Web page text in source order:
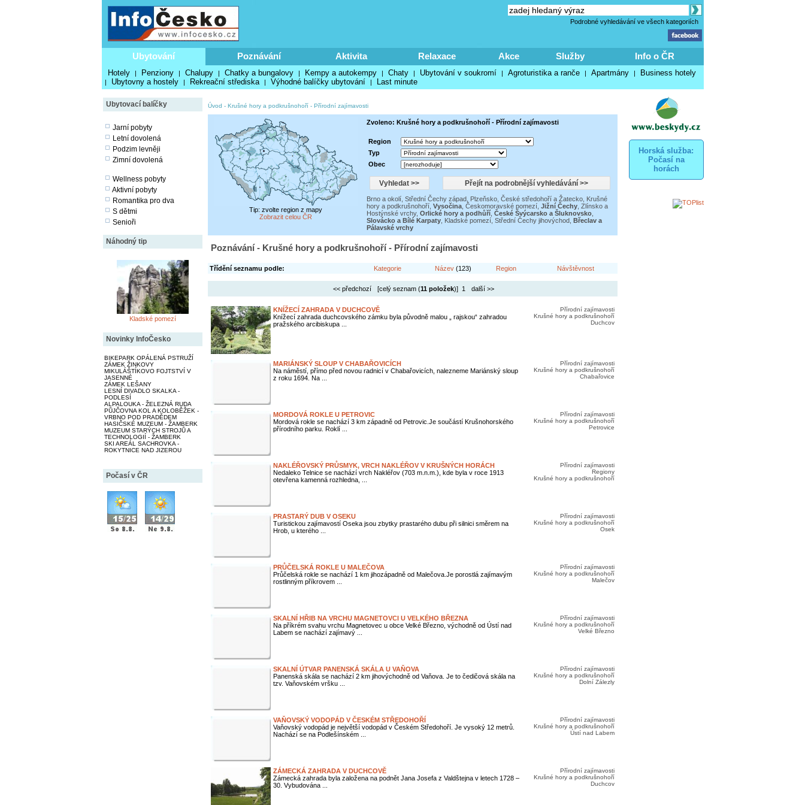
Podrobné vyhledávání ve všech kategoriích
Ubytování Poznávání Aktivita Relaxace Akce Služby Info o ČR
Hotely | Penziony | Chalupy | Chatky a bungalovy | Kempy a autokempy | Chaty | Ubytování v soukromí | Agroturistika a ranče | Apartmány | Business hotely
| Ubytovny a hostely | Rekreační střediska | Výhodné balíčky ubytování | Last minute
Ubytovací balíčky
Jarní pobyty
Letní dovolená
Podzim levněji
Zimní dovolená
Wellness pobyty
Aktivní pobyty
Romantika pro dva
S dětmi
Senioři
Náhodný tip
Kladské pomezí
Novinky InfoČesko
BIKEPARK OPÁLENÁ PSTRUŽÍ
ZÁMEK ŽINKOVY
MIKULÁŠTÍKOVO FOJTSTVÍ V
JASENNÉ
ZÁMEK LEŠANY
LESNÍ DIVADLO SKALKA -
PODLESÍ
ALPALOUKA - ŽELEZNÁ RUDA
PŮJČOVNA KOL A KOLOBĚŽEK -
VRBNO POD PRADĚDEM
HASIČSKÉ MUZEUM - ŽAMBERK
MUZEUM STARÝCH STROJŮ A
TECHNOLOGIÍ - ŽAMBERK
SKI AREÁL SACHROVKA -
ROKYTNICE NAD JIZEROU
Počasí v ČR
Horská služba:
Počasí na
horách
Úvod - Krušné hory a podkrušnohoří- Přírodní zajímavosti
Tip: zvolte region z mapy
Zobrazit celou ČR
Zvoleno: Krušné hory a podkrušnohoří - Přírodní zajímavosti
Region
Typ
Obec
Brno a okolí, Střední Čechy západ, Plzeňsko, České středohoří a Žatecko, Krušné
hory a podkrušnohoří, Vysočina, Českomoravské pomezí, Jižní Čechy, Zlínsko a
Hostýnské vrchy, Orlické hory a podhůří, České Švýcarsko a Šluknovsko,
Slovácko a Bílé Karpaty, Kladské pomezí, Střední Čechy jihovýchod, Břeclav a
Pálavské vrchy
Poznávání - Krušné hory a podkrušnohoří - Přírodní zajímavosti
Třídění seznamu podle: Kategorie Název(123) Region Návštěvnost
<< předchozí [celý seznam (11 položek)] 1 další >>
KNÍŽECÍ ZAHRADA V DUCHCOVĚ
Knížecí zahrada duchcovského zámku byla původně malou „ rajskou“ zahradou
pražského arcibiskupa ...
Přírodní zajímavosti
Krušné hory a podkrušnohoří
Duchcov
MARIÁNSKÝ SLOUP V CHABAŘOVICÍCH
Na náměstí, přímo před novou radnicí v Chabařovicích, nalezneme Mariánský sloup
z roku 1694. Na ...
Přírodní zajímavosti
Krušné hory a podkrušnohoří
Chabařovice
MORDOVÁ ROKLE U PETROVIC
Mordová rokle se nachází 3 km západně od Petrovic.Je součástí Krušnohorského
přírodního parku. Roklí ...
Přírodní zajímavosti
Krušné hory a podkrušnohoří
Petrovice
NAKLÉŘOVSKÝ PRŮSMYK, VRCH NAKLÉŘOV V KRUŠNÝCH HORÁCH
Nedaleko Telnice se nachází vrch Nakléřov (703 m.n.m.), kde byla v roce 1913
otevřena kamenná rozhledna, ...
Přírodní zajímavosti
Regiony
Krušné hory a podkrušnohoří
PRASTARÝ DUB V OSEKU
Turistickou zajímavostí Oseka jsou zbytky prastarého dubu při silnici směrem na
Hrob, u kterého ...
Přírodní zajímavosti
Krušné hory a podkrušnohoří
Osek
PRŮČELSKÁ ROKLE U MALEČOVA
Průčelská rokle se nachází 1 km jihozápadně od Malečova.Je porostlá zajímavým
rostlinným příkrovem ...
Přírodní zajímavosti
Krušné hory a podkrušnohoří
Malečov
SKALNÍ HŘIB NA VRCHU MAGNETOVCI U VELKÉHO BŘEZNA
Na příkrém svahu vrchu Magnetovec u obce Velké Březno, východně od Ústí nad
Labem se nachází zajímavý ...
Přírodní zajímavosti
Krušné hory a podkrušnohoří
Velké Březno
SKALNÍ ÚTVAR PANENSKÁ SKÁLA U VAŇOVA
Panenská skála se nachází 2 km jihovýchodně od Vaňova. Je to čedičová skála na
tzv. Vaňovském vršku ...
Přírodní zajímavosti
Krušné hory a podkrušnohoří
Dolní Zálezly
VAŇOVSKÝ VODOPÁD V ČESKÉM STŘEDOHOŘÍ
Vaňovský vodopád je největší vodopád v Českém Středohoří. Je vysoký 12 metrů.
Nachází se na Podlešínském ...
Přírodní zajímavosti
Krušné hory a podkrušnohoří
Ústí nad Labem
ZÁMECKÁ ZAHRADA V DUCHCOVĚ
Zámecká zahrada byla založena na podnět Jana Josefa z Valdštejna v letech 1728 –
30. Vybudována ...
Přírodní zajímavosti
Krušné hory a podkrušnohoří
Duchcov